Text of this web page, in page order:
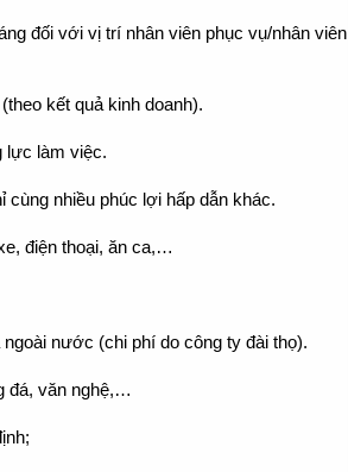
đối với vị trí nhân viên phục vụ/nhân viên
kết quả kinh doanh).
lực làm việc.
cùng nhiều phúc lợi hấp dẫn khác.
điện thoại, ăn ca,…
nước (chi phí do công ty đài thọ).
đá, văn nghệ,…